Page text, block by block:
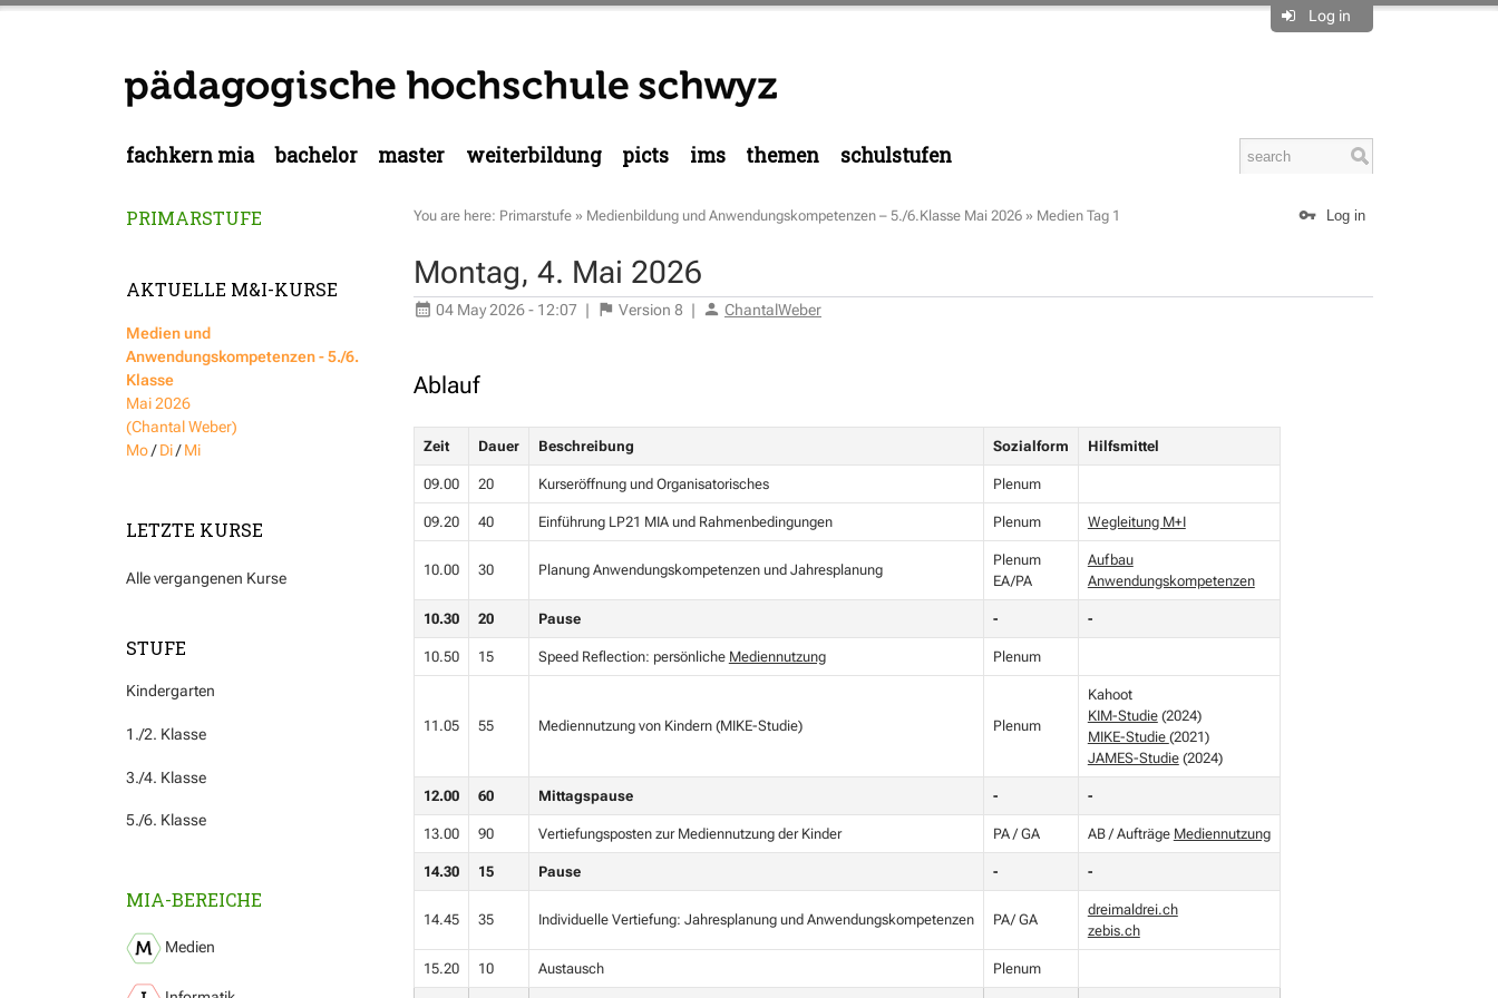
Log in
fachkern mia bachelor master weiterbildung picts ims themen schulstufen
PRIMARSTUFE
AKTUELLE M&I-KURSE
Medien und
Anwendungskompetenzen - 5./6.
Klasse
Mai 2026
(Chantal Weber)
Mo/Di/Mi
LETZTE KURSE
Alle vergangenen Kurse
STUFE
Kindergarten
1./2. Klasse
3./4. Klasse
5./6. Klasse
MIA-BEREICHE
Medien
Log in
You are here: Primarstufe » Medienbildung und Anwendungskompetenzen – 5./6.Klasse Mai 2026 » Medien Tag 1
Montag, 4. Mai 2026
04 May 2026 - 12:07 | Version 8 | ChantalWeber
Ablauf
Zeit Dauer Beschreibung Sozialform Hilfsmittel
09.00 20 Kurseröffnung und Organisatorisches Plenum
09.20 40 Einführung LP21 MIA und Rahmenbedingungen Plenum Wegleitung M+I
10.00 30 Planung Anwendungskompetenzen und Jahresplanung
Plenum
EA/PA
Aufbau
Anwendungskompetenzen
10.30 20 Pause - -
10.50 15 Speed Reflection: persönliche Mediennutzung Plenum
11.05 55 Mediennutzung von Kindern (MIKE-Studie) Plenum
Kahoot
KIM-Studie(2024)
MIKE-Studie (2021)
JAMES-Studie(2024)
12.00 60 Mittagspause - -
13.00 90 Vertiefungsposten zur Mediennutzung der Kinder PA / GA AB / Aufträge Mediennutzung
14.30 15 Pause - -
14.45 35 Individuelle Vertiefung: Jahresplanung und Anwendungskompetenzen PA/ GA
dreimaldrei.ch
zebis.ch
15.20 10 Austausch Plenum